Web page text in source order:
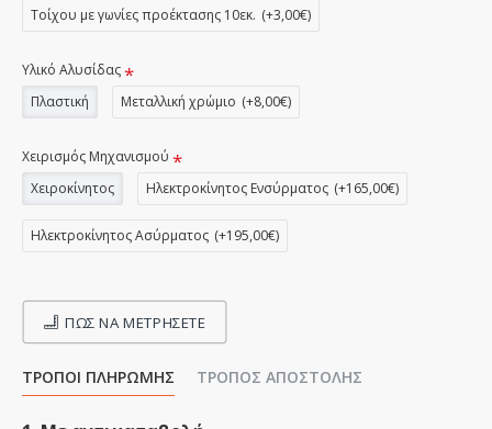
Τοίχου με γωνίες προέκτασης 10εκ. (+3,00€)
Υλικό Αλυσίδας
Πλαστική
Μεταλλική χρώμιο (+8,00€)
Χειρισμός Μηχανισμού
Χειροκίνητος
Ηλεκτροκίνητος Ενσύρματος (+165,00€)
Ηλεκτροκίνητος Ασύρματος (+195,00€)
ΠΩΣ ΝΑ ΜΕΤΡΉΣΕΤΕ
ΤΡΌΠΟΙ ΠΛΗΡΩΜΉΣ ΤΡΌΠΟΣ ΑΠΟΣΤΟΛΉΣ